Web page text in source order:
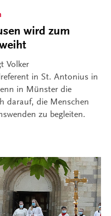
wird zum
Volker
in St. Antonius in
in Münster die
darauf, die Menschen
zu begleiten.